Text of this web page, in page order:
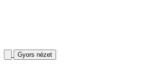
Gyors nézet